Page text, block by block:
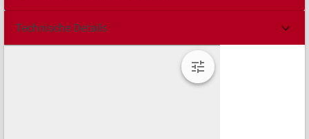
Technische Details